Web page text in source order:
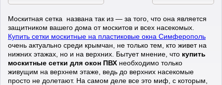
Москитная сетка названа так из — за того, что она является
защитником вашего дома от москитов и всех насекомых.
Купить сетки москитные на пластиковые окна Симферополь
очень актуально среди крымчан, не только тем, кто живет на
нижних этажах, но и на верхних. Бытует мнение, что купить
москитные сетки для окон ПВХ необходимо только
живущим на верхнем этаже, ведь до верхних насекомые
просто не долетают. На самом деле все это миф, с которым,